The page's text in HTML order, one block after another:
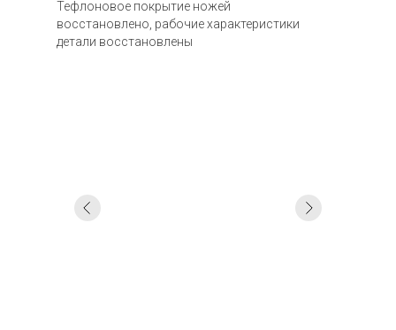
Тефлоновое покрытие ножей
восстановлено, рабочие характеристики
детали восстановлены